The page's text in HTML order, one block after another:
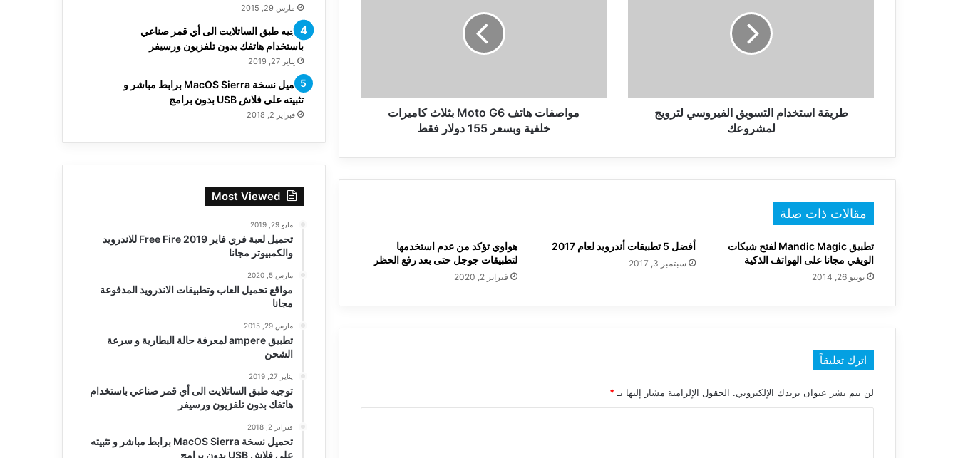
طريقة استخدام التسويق الفيروسي لترويج
لمشروعك
155
مواصفات هاتف Moto G6 بثلاث كاميرات
خلفية وبسعر 155 دولار فقط
مقالات ذات صلة
تطبيق Mandic Magic لفتح شبكات
الويفي مجانا على الهواتف الذكية
يونيو 26, 2014
أفضل 5 تطبيقات أندرويد لعام 2017
سبتمبر 3, 2017
هواوي تؤكد من عدم استخدمها
لتطبيقات جوجل حتى بعد رفع الحظر
فبراير 2, 2020
اترك تعليقاً
لن يتم نشر عنوان بريدك الإلكتروني. الحقول الإلزامية مشار إليها بـ *
مارس 29, 2015
توجيه طبق الساتلايت الى أي قمر صناعي
باستخدام هاتفك بدون تلفزيون ورسيفر
يناير 27, 2019
تحميل نسخة MacOS Sierra برابط مباشر و
تثبيته على فلاش USB بدون برامج
فبراير 2, 2018
Most Viewed
مايو 29, 2019
تحميل لعبة فري فاير Free Fire 2019 للاندرويد
والكمبيوتر مجانا
مارس 5, 2020
مواقع تحميل العاب وتطبيقات الاندرويد المدفوعة
مجانا
مارس 29, 2015
تطبيق ampere لمعرفة حالة البطارية و سرعة
الشحن
يناير 27, 2019
توجيه طبق الساتلايت الى أي قمر صناعي باستخدام
هاتفك بدون تلفزيون ورسيفر
فبراير 2, 2018
تحميل نسخة MacOS Sierra برابط مباشر و تثبيته
على فلاش USB بدون برامج